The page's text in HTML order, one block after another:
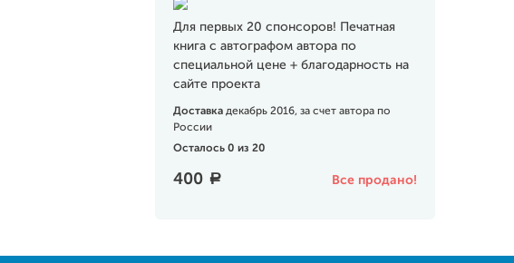
Для первых 20 спонсоров! Печатная
книга с автографом автора по
специальной цене + благодарность на
сайте проекта
Доставка декабрь 2016, за счет автора по
России
Осталось 0 из 20
400 a Все продано!